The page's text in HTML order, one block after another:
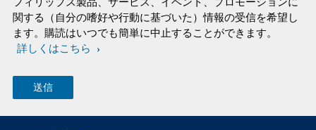
関する（自分の嗜好や行動に基づいた）情報の受信を希望し
ます。購読はいつでも簡単に中止することができます。
詳しくはこちら